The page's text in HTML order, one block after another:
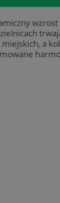
wzrost
a